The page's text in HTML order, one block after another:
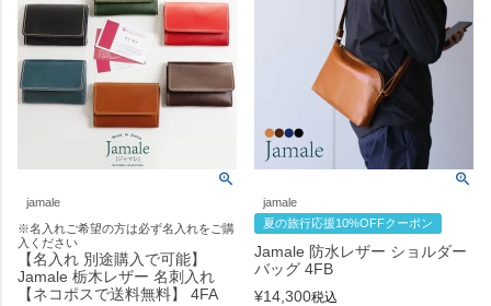
jamale
※名入れご希望の方は必ず名入れをご購
入ください
【名入れ 別途購入で可能】
Jamale 栃木レザー 名刺入れ
【ネコポスで送料無料】 4FA
jamale
夏の旅行応援10%OFFクーポン
Jamale 防水レザー ショルダー
バッグ 4FB
¥14,300税込